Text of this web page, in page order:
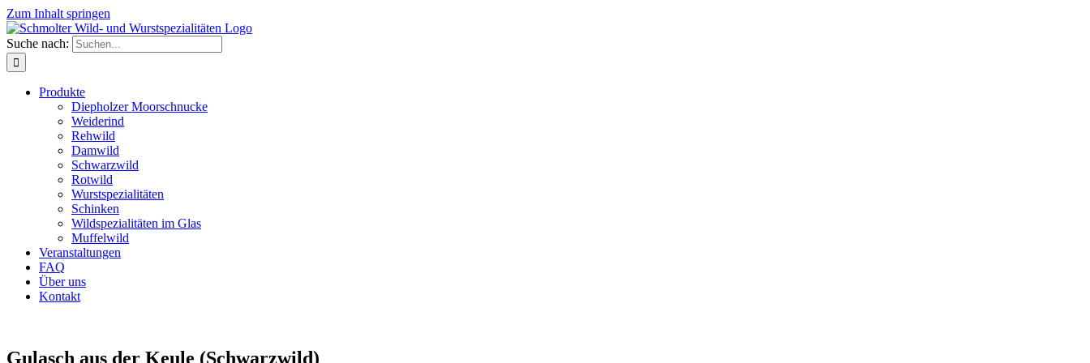
Zum Inhalt springen
Suche nach:
Produkte
Diepholzer Moorschnucke
Weiderind
Rehwild
Damwild
Schwarzwild
Rotwild
Wurstspezialitäten
Schinken
Wildspezialitäten im Glas
Muffelwild
Veranstaltungen
FAQ
Über uns
Kontakt
Gulasch aus der Keule (Schwarzwild)